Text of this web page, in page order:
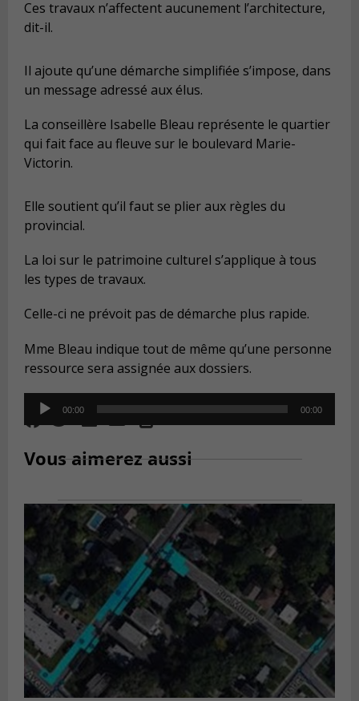
Ces travaux n’affectent aucunement l’architecture,
dit-il.
Il ajoute qu’une démarche simplifiée s’impose, dans
un message adressé aux élus.
La conseillère Isabelle Bleau représente le quartier
qui fait face au fleuve sur le boulevard Marie-
Victorin.
Elle soutient qu’il faut se plier aux règles du
provincial.
La loi sur le patrimoine culturel s’applique à tous
les types de travaux.
Celle-ci ne prévoit pas de démarche plus rapide.
Mme Bleau indique tout de même qu’une personne
ressource sera assignée aux dossiers.
Audio
Player
00:00 00:00
Vous aimerez aussi